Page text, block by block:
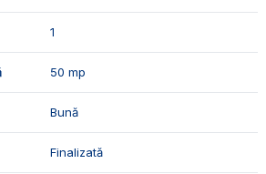
1
50 mp
Bună
Finalizată